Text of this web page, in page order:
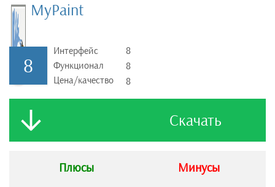
MyPaint
8
Интерфейс
Функционал
Цена/качество
8
8
8
Скачать
Плюсы Минусы